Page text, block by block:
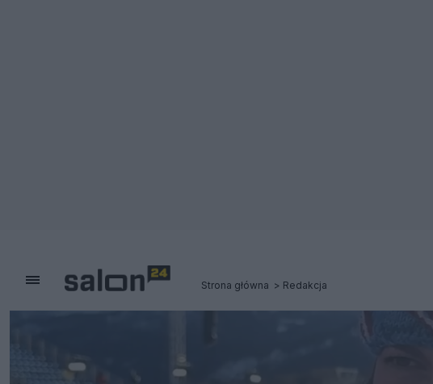
Strona główna Redakcja